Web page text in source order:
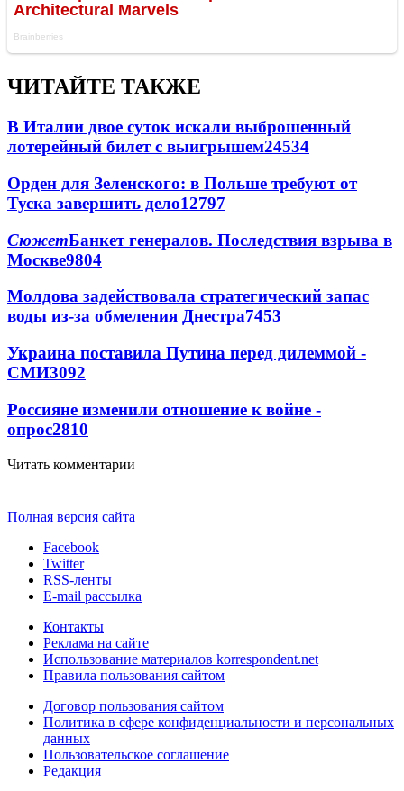
ЧИТАЙТЕ ТАКЖЕ
В Италии двое суток искали выброшенный
лотерейный билет с выигрышем24534
Орден для Зеленского: в Польше требуют от
Туска завершить дело12797
СюжетБанкет генералов. Последствия взрыва в
Москве9804
Молдова задействовала стратегический запас
воды из-за обмеления Днестра7453
Украина поставила Путина перед дилеммой -
СМИ3092
Россияне изменили отношение к войне -
опрос2810
Читать комментарии
Полная версия сайта
Facebook
Twitter
RSS-ленты
E-mail рассылка
Контакты
Реклама на сайте
Использование материалов korrespondent.net
Правила пользования сайтом
Договор пользования сайтом
Политика в сфере конфиденциальности и персональных
данных
Пользовательское соглашение
Редакция